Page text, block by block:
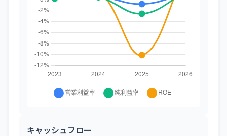
キャッシュフロー